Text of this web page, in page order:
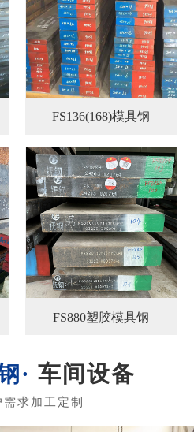
FS136(168)模具钢
FS880塑胶模具钢
车间设备